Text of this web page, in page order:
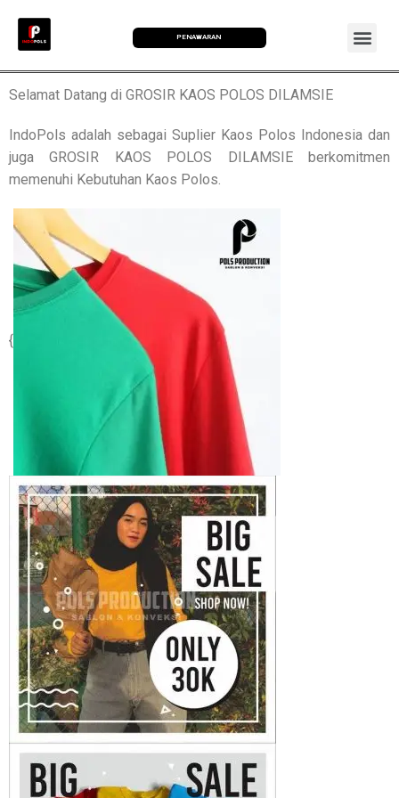
PENAWARAN
Selamat Datang di GROSIR KAOS POLOS DILAMSIE
IndoPols adalah sebagai Suplier Kaos Polos Indonesia dan
juga GROSIR KAOS POLOS DILAMSIE berkomitmen
memenuhi Kebutuhan Kaos Polos.
{